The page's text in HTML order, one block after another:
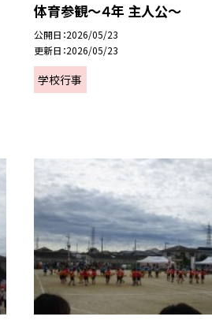
体育参観～４年 主人公～
公開日 2026/05/23
更新日 2026/05/23
学校行事